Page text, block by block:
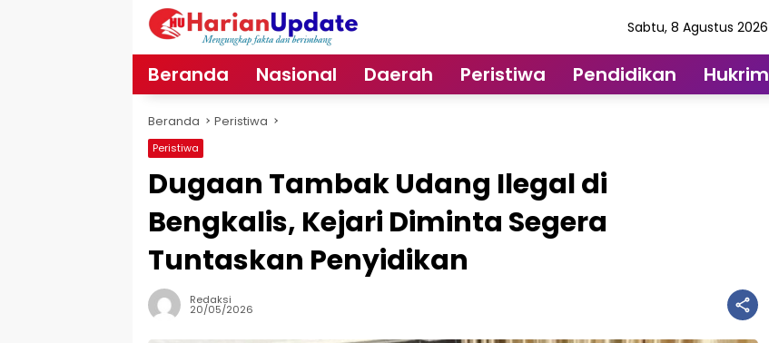
Sabtu, 8 Agustus 2026
Beranda Nasional Daerah Peristiwa Pendidikan Hukrim
Beranda Peristiwa
Peristiwa
Dugaan Tambak Udang Ilegal di
Bengkalis, Kejari Diminta Segera
Tuntaskan Penyidikan
Redaksi
20/05/2026